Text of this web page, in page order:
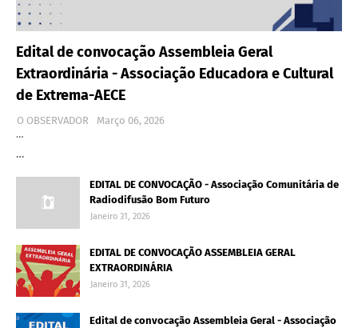
Edital de convocação Assembleia Geral
Extraordinária - Associação Educadora e Cultural
de Extrema-AECE
O OBSERVADOR
Março 06, 2026
…
…
EDITAL DE CONVOCAÇÃO - Associação Comunitária de
Radiodifusão Bom Futuro
Janeiro 31, 2026
EDITAL DE CONVOCAÇÃO ASSEMBLEIA GERAL
EXTRAORDINÁRIA
Janeiro 31, 2026
Edital de convocação Assembleia Geral - Associação